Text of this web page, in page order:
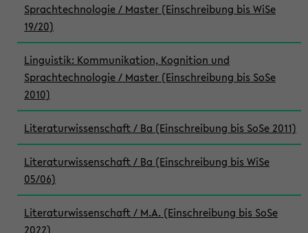
Sprachtechnologie / Master (Einschreibung bis WiSe
19/20)
Linguistik: Kommunikation, Kognition und
Sprachtechnologie / Master (Einschreibung bis SoSe
2010)
Literaturwissenschaft / Ba (Einschreibung bis SoSe 2011)
Literaturwissenschaft / Ba (Einschreibung bis WiSe
05/06)
Literaturwissenschaft / M.A. (Einschreibung bis SoSe
2022)